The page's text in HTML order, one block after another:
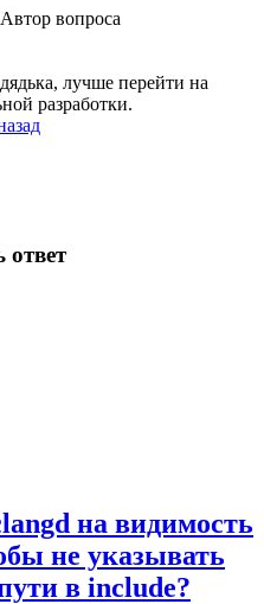
Автор вопроса
лучше перейти на
разработки.
ответ
на видимость
не указывать
в include?